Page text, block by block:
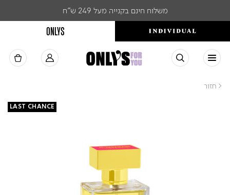
משלוח חינם בקנייה מעל 249 ש"ח
ONLYS
< חזור
LAST CHANCE